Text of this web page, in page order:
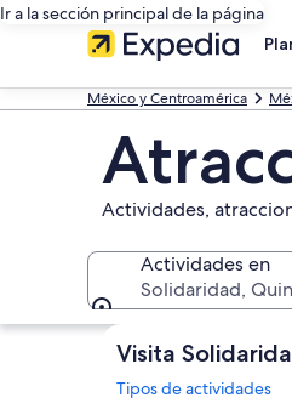
Ir a la sección principal de la página
México y Centroamérica
Actividades,
Actividades en
Solidaridad,
Visita
Tipos de actividades